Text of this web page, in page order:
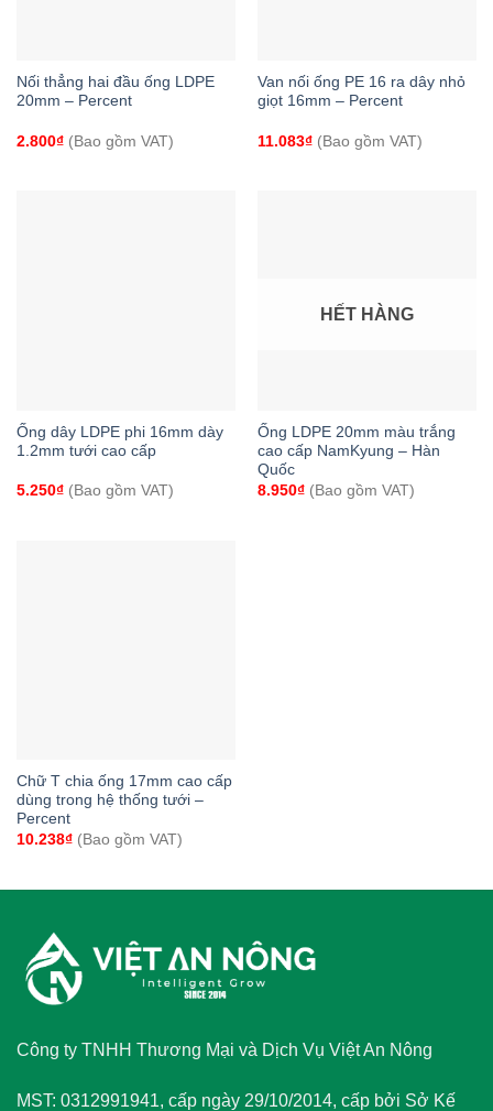
Nối thẳng hai đầu ống LDPE
20mm – Percent
2.800₫(Bao gồm VAT)
Van nối ống PE 16 ra dây nhỏ
giọt 16mm – Percent
11.083₫(Bao gồm VAT)
Ống dây LDPE phi 16mm dày
1.2mm tưới cao cấp
5.250₫(Bao gồm VAT)
HẾT HÀNG
Ống LDPE 20mm màu trắng
cao cấp NamKyung – Hàn
Quốc
8.950₫(Bao gồm VAT)
Chữ T chia ống 17mm cao cấp
dùng trong hệ thống tưới –
Percent
10.238₫(Bao gồm VAT)
Công ty TNHH Thương Mại và Dịch Vụ Việt An Nông
MST: 0312991941, cấp ngày 29/10/2014, cấp bởi Sở Kế